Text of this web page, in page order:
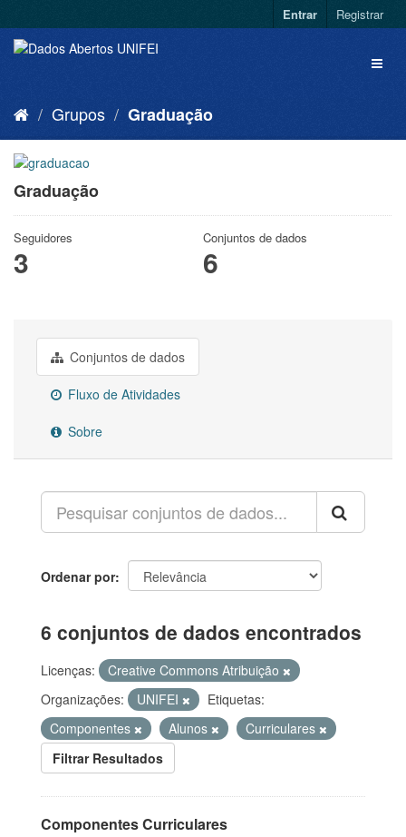
Entrar Registrar
Grupos Graduação
Graduação
Seguidores
3
Conjuntos de dados
6
Conjuntos de dados
Fluxo de Atividades
Sobre
Ordenar por
6 conjuntos de dados encontrados
Licenças:
Creative Commons Atribuição
Organizações:
UNIFEI
Etiquetas:
Componentes
Alunos
Curriculares
Filtrar Resultados
Componentes Curriculares